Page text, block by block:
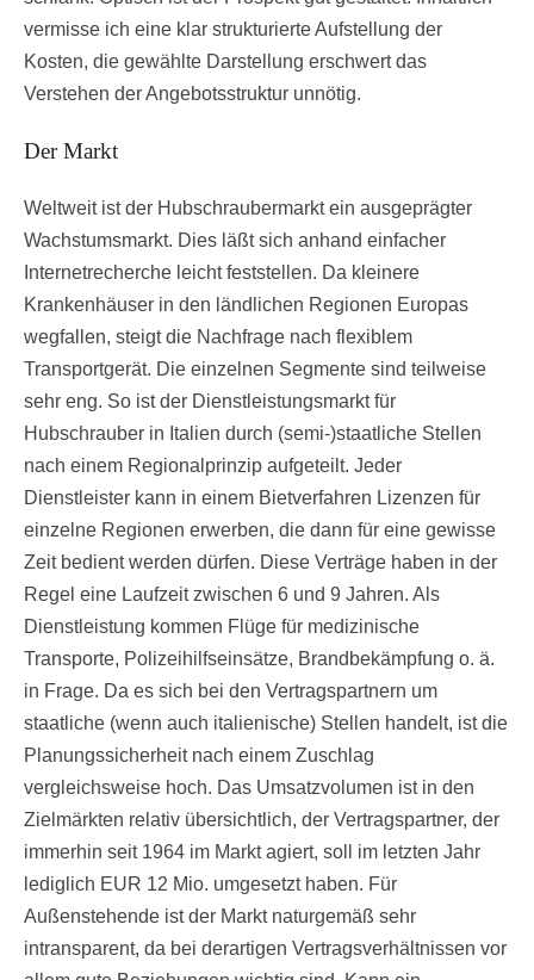
vermisse ich eine klar strukturierte Aufstellung der
Kosten, die gewählte Darstellung erschwert das
Verstehen der Angebotsstruktur unnötig.
Der Markt
Weltweit ist der Hubschraubermarkt ein ausgeprägter
Wachstumsmarkt. Dies läßt sich anhand einfacher
Internetrecherche leicht feststellen. Da kleinere
Krankenhäuser in den ländlichen Regionen Europas
wegfallen, steigt die Nachfrage nach flexiblem
Transportgerät. Die einzelnen Segmente sind teilweise
sehr eng. So ist der Dienstleistungsmarkt für
Hubschrauber in Italien durch (semi-)staatliche Stellen
nach einem Regionalprinzip aufgeteilt. Jeder
Dienstleister kann in einem Bietverfahren Lizenzen für
einzelne Regionen erwerben, die dann für eine gewisse
Zeit bedient werden dürfen. Diese Verträge haben in der
Regel eine Laufzeit zwischen 6 und 9 Jahren. Als
Dienstleistung kommen Flüge für medizinische
Transporte, Polizeihilfseinsätze, Brandbekämpfung o. ä.
in Frage. Da es sich bei den Vertragspartnern um
staatliche (wenn auch italienische) Stellen handelt, ist die
Planungssicherheit nach einem Zuschlag
vergleichsweise hoch. Das Umsatzvolumen ist in den
Zielmärkten relativ übersichtlich, der Vertragspartner, der
immerhin seit 1964 im Markt agiert, soll im letzten Jahr
lediglich EUR 12 Mio. umgesetzt haben. Für
Außenstehende ist der Markt naturgemäß sehr
intransparent, da bei derartigen Vertragsverhältnissen vor